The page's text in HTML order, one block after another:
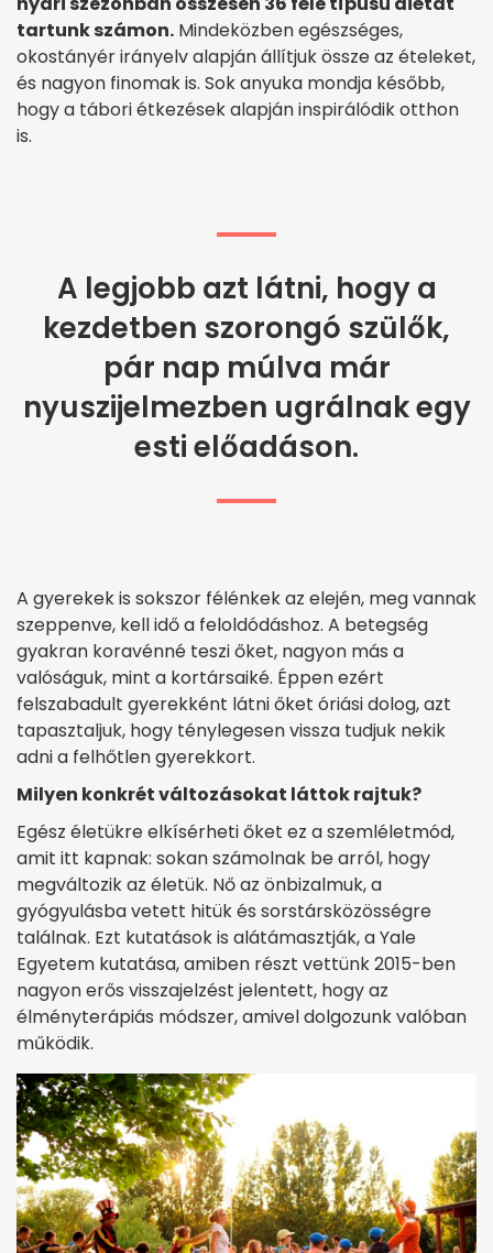
tartunk számon. Mindeközben egészséges,
okostányér irányelv alapján állítjuk össze az ételeket,
és nagyon finomak is. Sok anyuka mondja később,
hogy a tábori étkezések alapján inspirálódik otthon
is.
A legjobb azt látni, hogy a
kezdetben szorongó szülők,
pár nap múlva már
nyuszijelmezben ugrálnak egy
esti előadáson.
A gyerekek is sokszor félénkek az elején, meg vannak
szeppenve, kell idő a feloldódáshoz. A betegség
gyakran koravénné teszi őket, nagyon más a
valóságuk, mint a kortársaiké. Éppen ezért
felszabadult gyerekként látni őket óriási dolog, azt
tapasztaljuk, hogy ténylegesen vissza tudjuk nekik
adni a felhőtlen gyerekkort.
Milyen konkrét változásokat láttok rajtuk?
Egész életükre elkísérheti őket ez a szemléletmód,
amit itt kapnak: sokan számolnak be arról, hogy
megváltozik az életük. Nő az önbizalmuk, a
gyógyulásba vetett hitük és sorstársközösségre
találnak. Ezt kutatások is alátámasztják, a Yale
Egyetem kutatása, amiben részt vettünk 2015-ben
nagyon erős visszajelzést jelentett, hogy az
élményterápiás módszer, amivel dolgozunk valóban
működik.